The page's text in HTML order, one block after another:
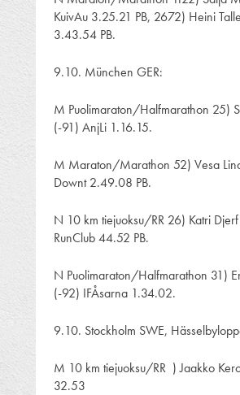
KuivAu 3.25.21 PB, 2672) Heini
3.43.54 PB.
9.10. München GER:
M Puolimaraton/Halfmarathon 25)
(-91) AnjLi 1.16.15.
M Maraton/Marathon 52) Vesa
Downt 2.49.08 PB.
N 10 km tiejuoksu/RR 26) Katri
RunClub 44.52 PB.
N Puolimaraton/Halfmarathon 31)
(-92) IFÅsarna 1.34.02.
9.10. Stockholm SWE,
M 10 km tiejuoksu/RR ) Jaakko
32.53